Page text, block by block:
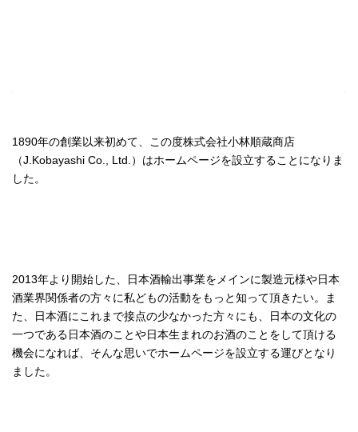
1890年の創業以来初めて、この度株式会社小林順蔵商店
（J.Kobayashi Co., Ltd.）はホームページを設立することになりま
した。
2013年より開始した、日本酒輸出事業をメインに製造元様や日本
酒業界関係者の方々に私どもの活動をもっと知って頂きたい。ま
た、日本酒にこれまで接点の少なかった方々にも、日本の文化の
一つである日本酒のことや日本生まれのお酒のことをして頂ける
機会になれば、そんな思いでホームページを設立する運びとなり
ました。